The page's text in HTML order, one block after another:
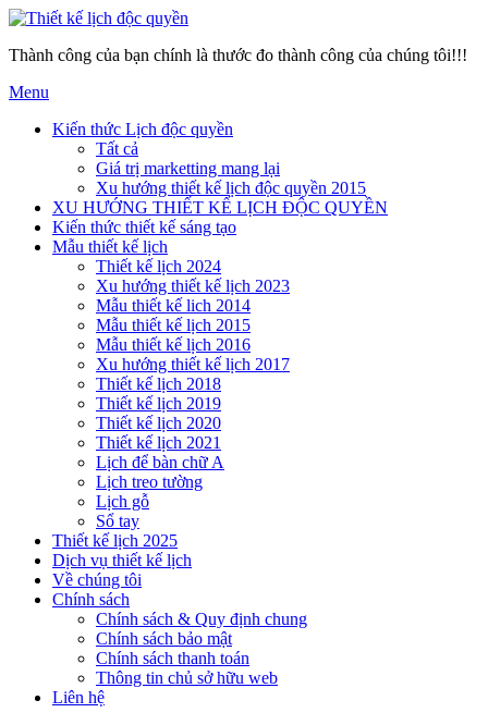
Thành công của bạn chính là thước đo thành công của chúng tôi!!!
Menu
Kiến thức Lịch độc quyền
Tất cả
Giá trị marketting mang lại
Xu hướng thiết kế lịch độc quyền 2015
XU HƯỚNG THIẾT KẾ LỊCH ĐỘC QUYỀN
Kiến thức thiết kế sáng tạo
Mẫu thiết kế lịch
Thiết kế lịch 2024
Xu hướng thiết kế lịch 2023
Mẫu thiết kế lich 2014
Mẫu thiết kế lịch 2015
Mẫu thiết kế lịch 2016
Xu hướng thiết kế lịch 2017
Thiết kế lịch 2018
Thiết kế lịch 2019
Thiết kế lịch 2020
Thiết kế lịch 2021
Lịch để bàn chữ A
Lịch treo tường
Lịch gỗ
Sổ tay
Thiết kế lịch 2025
Dịch vụ thiết kế lịch
Về chúng tôi
Chính sách
Chính sách & Quy định chung
Chính sách bảo mật
Chính sách thanh toán
Thông tin chủ sở hữu web
Liên hệ